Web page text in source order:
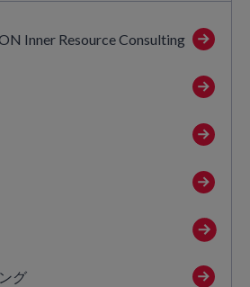
Inner Resource Consulting
グ